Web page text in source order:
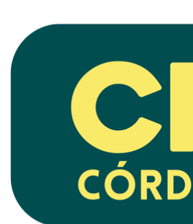
contenido